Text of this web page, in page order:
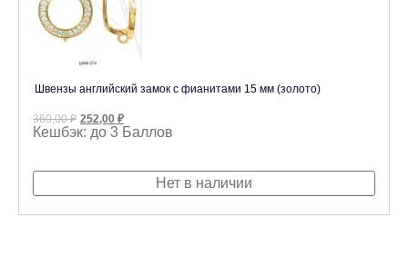
Швензы английский замок с фианитами 15 мм (золото)
360,00₽ Первоначальная
цена
252,00 ₽Текущая
цена:
Кешбэк: до 3 Баллов
Нет в наличии